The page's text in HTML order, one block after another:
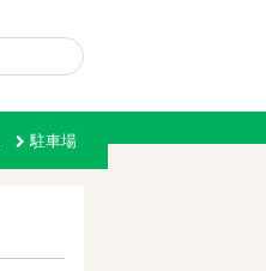
駐車場